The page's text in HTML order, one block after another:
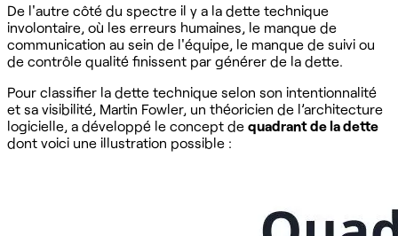
De l'autre côté du spectre il y a la dette technique
involontaire, où les erreurs humaines, le manque de
communication au sein de l'équipe, le manque de suivi ou
de contrôle qualité finissent par générer de la dette.
Pour classifier la dette technique selon son intentionnalité
et sa visibilité, Martin Fowler, un théoricien de l’architecture
logicielle, a développé le concept de quadrant de la dette
dont voici une illustration possible :